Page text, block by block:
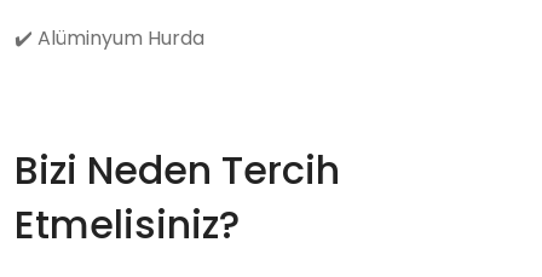
✔️ Alüminyum Hurda
Bizi Neden Tercih
Etmelisiniz?